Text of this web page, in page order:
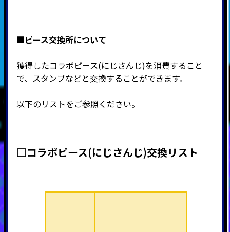
■ピース交換所について
獲得したコラボピース(にじさんじ)を消費すること
で、スタンプなどと交換することができます。
以下のリストをご参照ください。
□コラボピース(にじさんじ)交換リスト